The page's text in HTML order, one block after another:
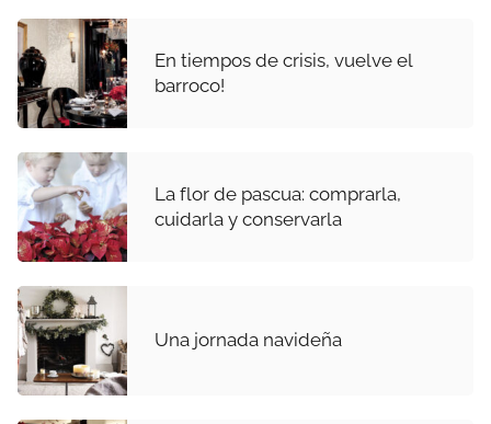
En tiempos de crisis, vuelve el
barroco!
La flor de pascua: comprarla,
cuidarla y conservarla
Una jornada navideña